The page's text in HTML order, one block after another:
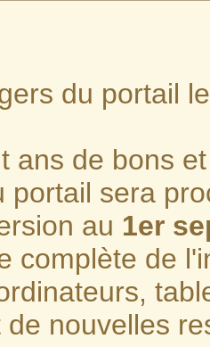
du portail
ans de bons
portail sera
au 1er
complète de
de nouvelles